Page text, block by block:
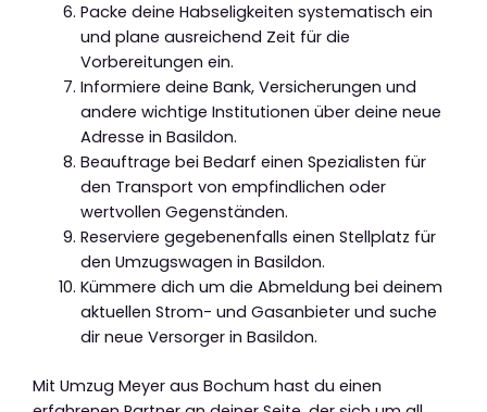
Packe deine Habseligkeiten systematisch ein
und plane ausreichend Zeit für die
Vorbereitungen ein.
Informiere deine Bank, Versicherungen und
andere wichtige Institutionen über deine neue
Adresse in Basildon.
Beauftrage bei Bedarf einen Spezialisten für
den Transport von empfindlichen oder
wertvollen Gegenständen.
Reserviere gegebenenfalls einen Stellplatz für
den Umzugswagen in Basildon.
Kümmere dich um die Abmeldung bei deinem
aktuellen Strom- und Gasanbieter und suche
dir neue Versorger in Basildon.
Mit Umzug Meyer aus Bochum hast du einen